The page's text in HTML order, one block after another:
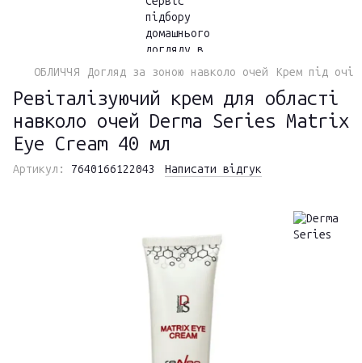
ОБЛИЧЧЯ Догляд за зоною навколо очей Крем під очі
Ревіталізуючий крем для області
навколо очей Derma Series Matrix
Eye Cream 40 мл
Артикул: 7640166122043 Написати відгук